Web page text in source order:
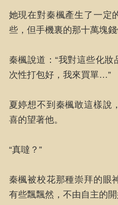
她現在對秦楓產生了一定
些，但手機裏的那十萬塊錢
秦楓說道：“我對這些化
次性打包好，我來買單…”
夏婷想不到秦楓敢這樣說
喜的望著他。
“真噠？”
秦楓被校花那種崇拜的眼
有些飄飄然，不由自主的開